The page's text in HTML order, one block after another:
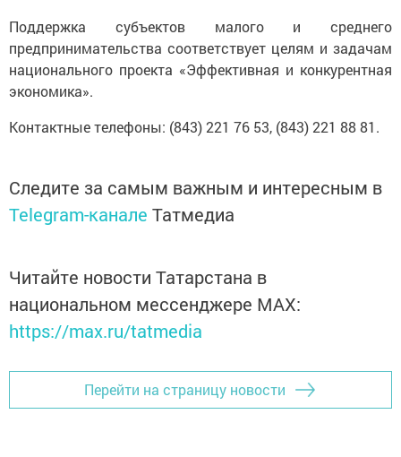
Поддержка субъектов малого и среднего
предпринимательства соответствует целям и задачам
национального проекта «Эффективная и конкурентная
экономика».
Контактные телефоны: (843) 221 76 53, (843) 221 88 81.
Следите за самым важным и интересным в
Telegram-канале Татмедиа
Читайте новости Татарстана в
национальном мессенджере MАХ:
https://max.ru/tatmedia
Перейти на страницу новости